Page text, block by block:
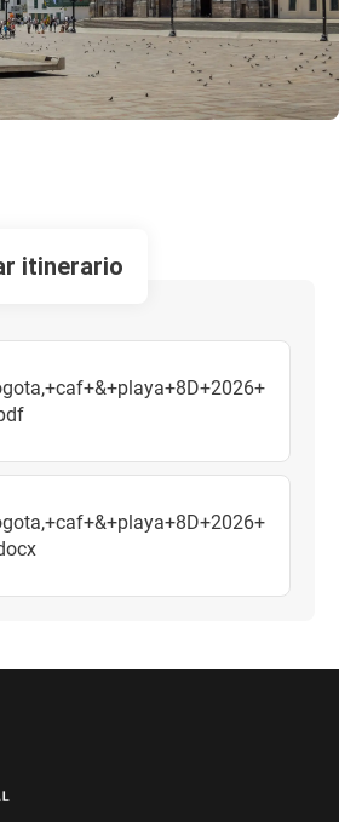
itinerario